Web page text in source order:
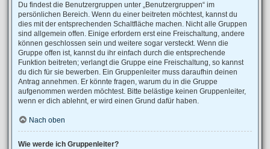
Du findest die Benutzergruppen unter „Benutzergruppen“ im
persönlichen Bereich. Wenn du einer beitreten möchtest, kannst du
dies mit der entsprechenden Schaltfläche machen. Nicht alle Gruppen
sind allgemein offen. Einige erfordern erst eine Freischaltung, andere
können geschlossen sein und weitere sogar versteckt. Wenn die
Gruppe offen ist, kannst du ihr einfach durch die entsprechende
Funktion beitreten; verlangt die Gruppe eine Freischaltung, so kannst
du dich für sie bewerben. Ein Gruppenleiter muss daraufhin deinen
Antrag annehmen. Er könnte fragen, warum du in die Gruppe
aufgenommen werden möchtest. Bitte belästige keinen Gruppenleiter,
wenn er dich ablehnt, er wird einen Grund dafür haben.
Nach oben
Wie werde ich Gruppenleiter?